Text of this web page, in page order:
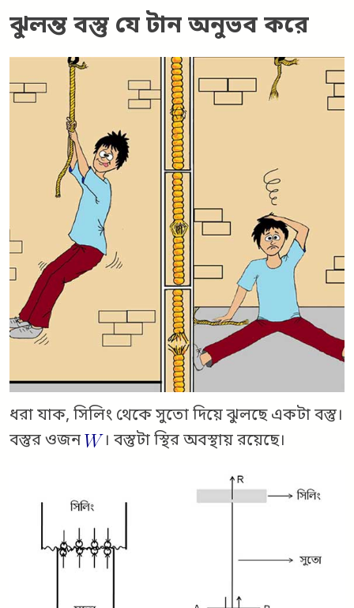
ঝুলন্ত বস্তু যে টান অনুভব করে
ধরা যাক, সিলিং থেকে সুতো দিয়ে ঝুলছে একটা বস্তু।
বস্তুর ওজন
। বস্তুটা স্থির অবস্থায় রয়েছে।